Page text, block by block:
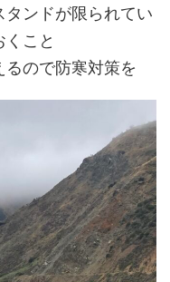
タンドが限られてい
こと
るので防寒対策を